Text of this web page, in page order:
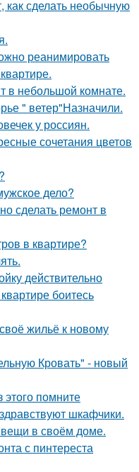
сделать необычную
реанимировать
в небольшой комнате.
" ветер"Назначили.
у россиян.
сочетания цветов
дело?
сделать ремонт в
в квартире?
действительно
боитесь
жильё к новому
Кровать" - новый
помните
шкафчики.
в своём доме.
с пинтереста